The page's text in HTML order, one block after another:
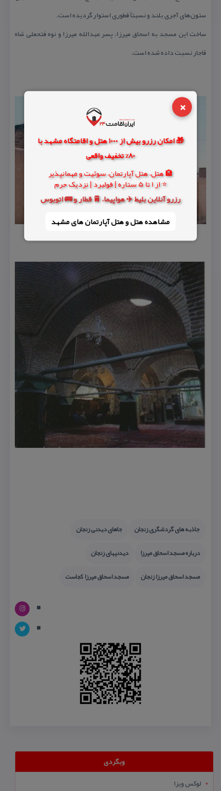
×
🎁 امکان رزرو بیش از 1000 هتل و اقامتگاه مشهد با
80% تخفیف واقعی
🏨 هتل، هتل آپارتمان، سوئیت و مهمانپذیر
⭐ از 1 تا 5 ستاره | فولبرد | نزدیک حرم
رزرو آنلاین بلیط ✈️ هواپیما، 🚆 قطار و 🚌 اتوبوس
مشاهده هتل و هتل‌ آپارتمان های مشهد
ستون‌های آجری بلند و نسبتاً قطوری استوار گردیده است.
ساخت این مسجد به اسحاق میرزا، پسر عبدالله میرزا و نوه فتحعلی شاه
قاجار نسبت داده شده است.
جاذبه های گردشگری زنجان
جاهای دیدنی زنجان
درباره مسجد اسحاق میرزا
دیدنیهای زنجان
مسجد اسحاق میرزا زنجان
مسجد اسحاق میرزا كجاست
وبگردی
لوکس ویزا